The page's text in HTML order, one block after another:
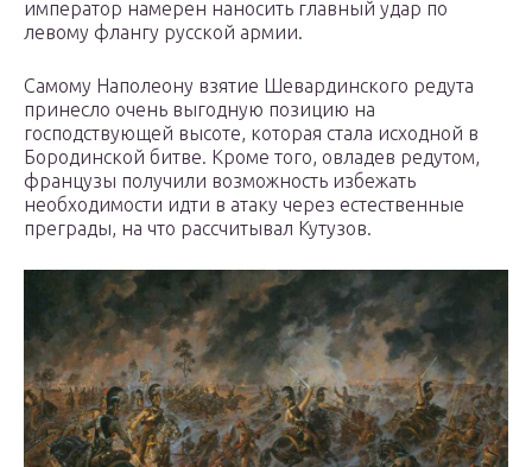
император намерен наносить главный удар по
левому флангу русской армии.
Самому Наполеону взятие Шевардинского редута
принесло очень выгодную позицию на
господствующей высоте, которая стала исходной в
Бородинской битве. Кроме того, овладев редутом,
французы получили возможность избежать
необходимости идти в атаку через естественные
преграды, на что рассчитывал Кутузов.